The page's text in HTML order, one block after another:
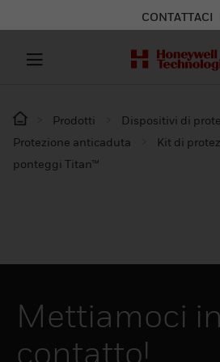
CONTATTACI
Prodotti
Dispositivi di
Protezione anticaduta
Kit di
ponteggi Titan™
Mettiamoci in
contatto!